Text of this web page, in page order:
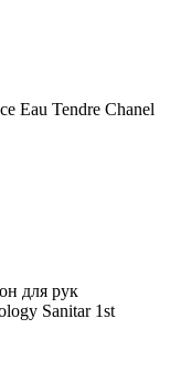
Eau Tendre Chanel
для рук
Sanitar 1st